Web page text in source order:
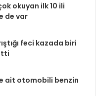
okuyan ilk 10 ili
de var
feci kazada biri
ait otomobili benzin